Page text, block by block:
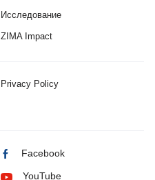
Исследование
ZIMA Impact
Privacy Policy
Facebook
YouTube